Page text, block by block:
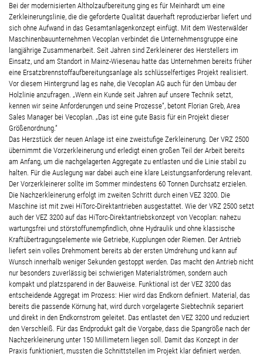
Bei der modernisierten Altholzaufbereitung ging es für Meinhardt um eine
Zerkleinerungslinie, die die geforderte Qualität dauerhaft reproduzierbar liefert und
sich ohne Aufwand in das Gesamtanlagenkonzept einfügt. Mit dem Westerwälder
Maschinenbauunternehmen Vecoplan verbindet die Unternehmensgruppe eine
langjährige Zusammenarbeit. Seit Jahren sind Zerkleinerer des Herstellers im
Einsatz, und am Standort in Mainz-Wiesenau hatte das Unternehmen bereits früher
eine Ersatzbrennstoffaufbereitungsanlage als schlüsselfertiges Projekt realisiert.
Vor diesem Hintergrund lag es nahe, die Vecoplan AG auch für den Umbau der
Holzlinie anzufragen. „Wenn ein Kunde seit Jahren auf unsere Technik setzt,
kennen wir seine Anforderungen und seine Prozesse“, betont Florian Greb, Area
Sales Manager bei Vecoplan. „Das ist eine gute Basis für ein Projekt dieser
Größenordnung.“
Das Herzstück der neuen Anlage ist eine zweistufige Zerkleinerung. Der VRZ 2500
übernimmt die Vorzerkleinerung und erledigt einen großen Teil der Arbeit bereits
am Anfang, um die nachgelagerten Aggregate zu entlasten und die Linie stabil zu
halten. Für die Auslegung war dabei auch eine klare Leistungsanforderung relevant.
Der Vorzerkleinerer sollte im Sommer mindestens 60 Tonnen Durchsatz erzielen.
Die Nachzerkleinerung erfolgt im zweiten Schritt durch einen VEZ 3200. Die
Maschine ist mit zwei HiTorc-Direktantrieben ausgestattet. Wie der VRZ 2500 setzt
auch der VEZ 3200 auf das HiTorc-Direktantriebskonzept von Vecoplan: nahezu
wartungsfrei und störstoffunempfindlich, ohne Hydraulik und ohne klassische
Kraftübertragungselemente wie Getriebe, Kupplungen oder Riemen. Der Antrieb
liefert sein volles Drehmoment bereits ab der ersten Umdrehung und kann auf
Wunsch innerhalb weniger Sekunden gestoppt werden. Das macht den Antrieb nicht
nur besonders zuverlässig bei schwierigen Materialströmen, sondern auch
kompakt und platzsparend in der Bauweise. Funktional ist der VEZ 3200 das
entscheidende Aggregat im Prozess: Hier wird das Endkorn definiert. Material, das
bereits die passende Körnung hat, wird durch vorgelagerte Siebtechnik separiert
und direkt in den Endkornstrom geleitet. Das entlastet den VEZ 3200 und reduziert
den Verschleiß. Für das Endprodukt galt die Vorgabe, dass die Spangröße nach der
Nachzerkleinerung unter 150 Millimetern liegen soll. Damit das Konzept in der
Praxis funktioniert, mussten die Schnittstellen im Projekt klar definiert werden.